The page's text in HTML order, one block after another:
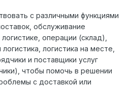
с различными функциями
обслуживание
операции (склад),
логистика на месте,
и поставщики услуг
чтобы помочь в решении
с доставкой или